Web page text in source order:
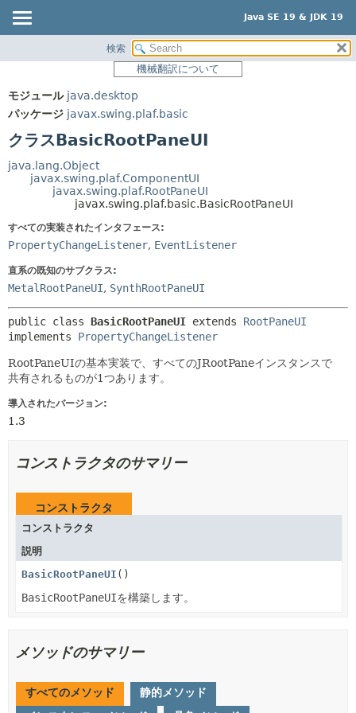
Java SE 19 & JDK 19
パッケージ
使用
ツリー
プレビュー
新規
非推奨
索引
サマリー:
ネスト済
詳細:
フィールド
メソッド
検索
機械翻訳について
モジュール java.desktop
パッケージ javax.swing.plaf.basic
クラスBasicRootPaneUI
java.lang.Object
javax.swing.plaf.ComponentUI
javax.swing.plaf.RootPaneUI
javax.swing.plaf.basic.BasicRootPaneUI
すべての実装されたインタフェース:
PropertyChangeListener, EventListener
直系の既知のサブクラス:
MetalRootPaneUI, SynthRootPaneUI
public class BasicRootPaneUI extends RootPaneUI
implements PropertyChangeListener
RootPaneUIの基本実装で、すべてのJRootPaneインスタンスで
共有されるものが1つあります。
導入されたバージョン:
1.3
コンストラクタのサマリー
コンストラクタ
コンストラクタ
説明
BasicRootPaneUI ()
BasicRootPaneUIを構築します。
メソッドのサマリー
すべてのメソッド
静的メソッド